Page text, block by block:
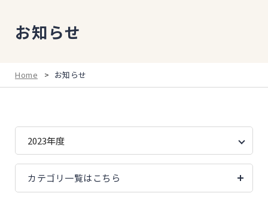
お知らせ
Home > お知らせ
カテゴリ一覧はこちら